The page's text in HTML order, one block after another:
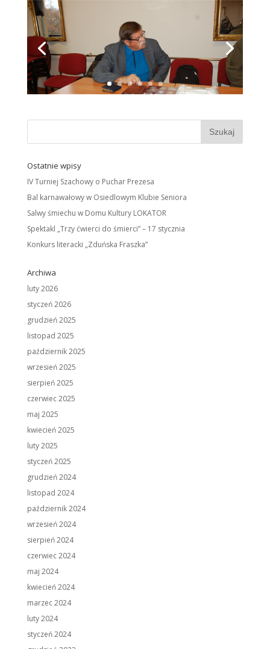
Ostatnie wpisy
IV Turniej Szachowy o Puchar Prezesa
Bal karnawałowy w Osiedlowym Klubie Seniora
Salwy śmiechu w Domu Kultury LOKATOR
Spektakl „Trzy ćwierci do śmierci” – 17 stycznia
Konkurs literacki „Zduńska Fraszka”
Archiwa
luty 2026
styczeń 2026
grudzień 2025
listopad 2025
październik 2025
wrzesień 2025
sierpień 2025
czerwiec 2025
maj 2025
kwiecień 2025
luty 2025
styczeń 2025
grudzień 2024
listopad 2024
październik 2024
wrzesień 2024
sierpień 2024
czerwiec 2024
maj 2024
kwiecień 2024
marzec 2024
luty 2024
styczeń 2024